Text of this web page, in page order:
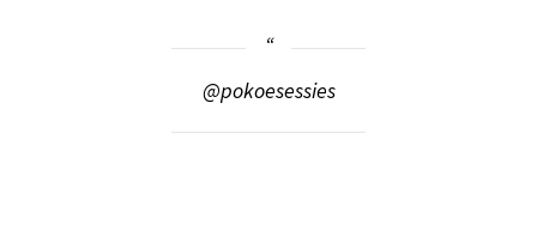
@pokoesessies